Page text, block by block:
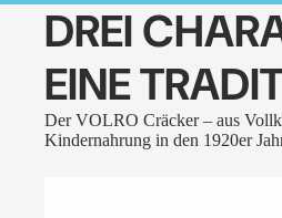
DREI
EINE
Der VOLRO Cräcker – aus
Kindernahrung in den 1920er